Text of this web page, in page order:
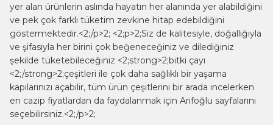
yer alan ürünlerin aslında hayatın her alanında yer alabildiğini
ve pek çok farklı tüketim zevkine hitap edebildiğini
göstermektedir.<2;/p>2; <2;p>2;Siz de kalitesiyle, doğallığıyla
ve şifasıyla her birini çok beğeneceğiniz ve dilediğiniz
şekilde tüketebileceğiniz <2;strong>2;bitki çayı
<2;/strong>2;çeşitleri ile çok daha sağlıklı bir yaşama
kapılarınızı açabilir, tüm ürün çeşitlerini bir arada incelerken
en cazip fiyatlardan da faydalanmak için Arifoğlu sayfalarını
seçebilirsiniz.<2;/p>2;